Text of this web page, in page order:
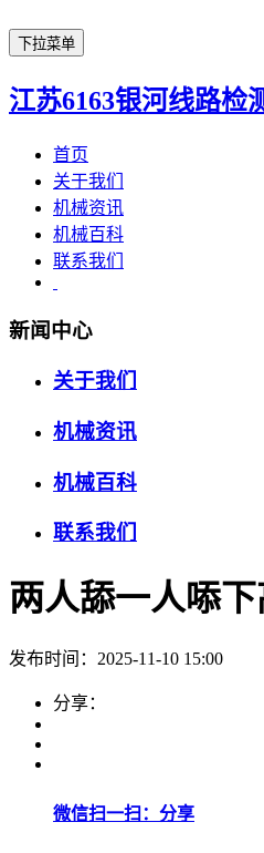
下拉菜单
江苏6163银河线路检
首页
关于我们
机械资讯
机械百科
联系我们
新闻中心
关于我们
机械资讯
机械百科
联系我们
两人舔一人㖭
发布时间：2025-11-10 15:00
分享：
微信扫一扫：分享